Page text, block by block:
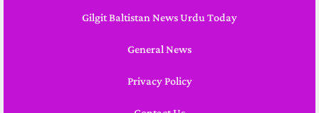
Gilgit Baltistan News Urdu Today
General News
Privacy Policy